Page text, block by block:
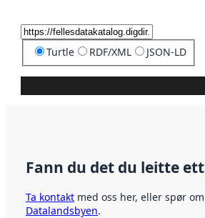
Turtle RDF/XML JSON-LD
Fann du det du leitte
Ta kontakt med oss her, eller spør
Datalandsbyen.